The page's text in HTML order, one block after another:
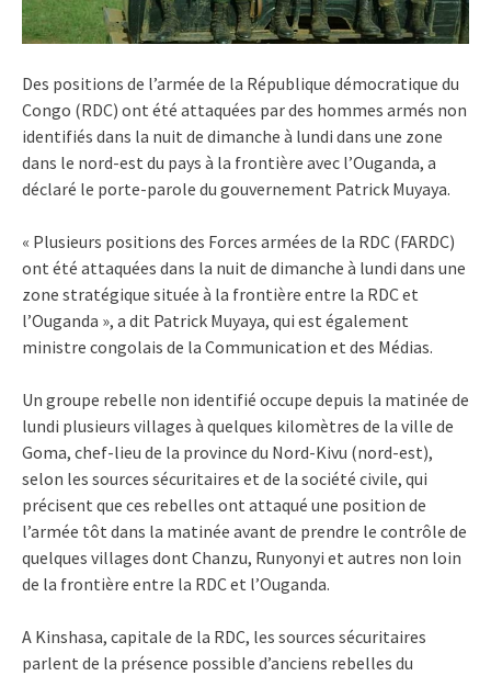
Des positions de l’armée de la République démocratique du
Congo (RDC) ont été attaquées par des hommes armés non
identifiés dans la nuit de dimanche à lundi dans une zone
dans le nord-est du pays à la frontière avec l’Ouganda, a
déclaré le porte-parole du gouvernement Patrick Muyaya.
« Plusieurs positions des Forces armées de la RDC (FARDC)
ont été attaquées dans la nuit de dimanche à lundi dans une
zone stratégique située à la frontière entre la RDC et
l’Ouganda », a dit Patrick Muyaya, qui est également
ministre congolais de la Communication et des Médias.
Un groupe rebelle non identifié occupe depuis la matinée de
lundi plusieurs villages à quelques kilomètres de la ville de
Goma, chef-lieu de la province du Nord-Kivu (nord-est),
selon les sources sécuritaires et de la société civile, qui
précisent que ces rebelles ont attaqué une position de
l’armée tôt dans la matinée avant de prendre le contrôle de
quelques villages dont Chanzu, Runyonyi et autres non loin
de la frontière entre la RDC et l’Ouganda.
A Kinshasa, capitale de la RDC, les sources sécuritaires
parlent de la présence possible d’anciens rebelles du